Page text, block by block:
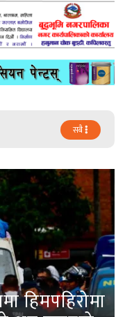
सबै
हिमपहिरोमा